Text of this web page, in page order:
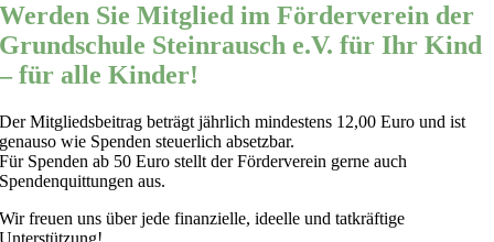
Werden Sie Mitglied im Förderverein der
Grundschule Steinrausch e.V. für Ihr Kind
– für alle Kinder!
Der Mitgliedsbeitrag beträgt jährlich mindestens 12,00 Euro und ist
genauso wie Spenden steuerlich absetzbar.
Für Spenden ab 50 Euro stellt der Förderverein gerne auch
Spendenquittungen aus.
Wir freuen uns über jede finanzielle, ideelle und tatkräftige
Unterstützung!